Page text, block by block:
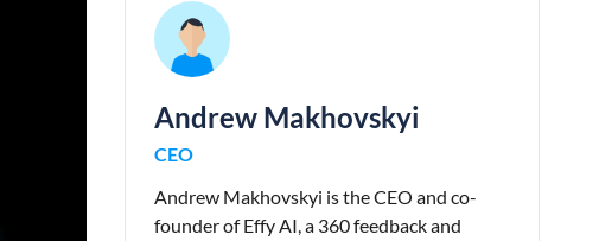
Andrew Makhovskyi
CEO
Andrew Makhovskyi is the CEO and co-
founder of Effy AI, a 360 feedback and